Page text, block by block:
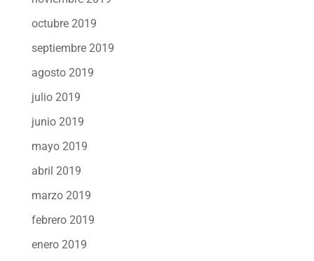
octubre 2019
septiembre 2019
agosto 2019
julio 2019
junio 2019
mayo 2019
abril 2019
marzo 2019
febrero 2019
enero 2019